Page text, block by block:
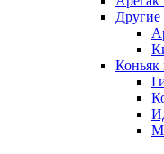
Другие
Коньяк